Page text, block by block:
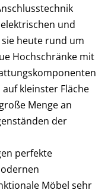
und
heute rund um
Hochschränke mit
kleinster Fläche
Menge an
der
perfekte
Möbel sehr